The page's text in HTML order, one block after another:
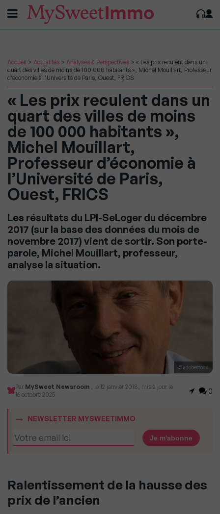
Accueil > Actualités > Analyses & Perspectives > « Les prix reculent dans un
quart des villes de moins de 100 000 habitants », Michel Mouillart, Professeur
d’économie à l’Université de Paris, Ouest, FRICS
« Les prix reculent dans un
quart des villes de moins
de 100 000 habitants »,
Michel Mouillart,
Professeur d’économie à
l’Université de Paris,
Ouest, FRICS
Les résultats du LPI-SeLoger du décembre
2017 (sur la base des données du mois de
novembre 2017) vient de sortir. Son porte-
parole, Michel Mouillart, professeur,
analyse la situation.
© adobestock
Par MySweet Newsroom , le 12 janvier 2018, mis à jour le
16 octobre 2025
0
NEWSLETTER MYSWEETIMMO
Ralentissement de la hausse des
prix de l’ancien